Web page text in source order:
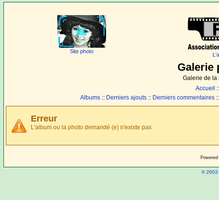
Site photo
Galerie
Galerie de la
Accueil
Albums :: Derniers ajouts :: Derniers commentaires
Erreur
L'album ou la photo demandé (e) n'existe pas
©